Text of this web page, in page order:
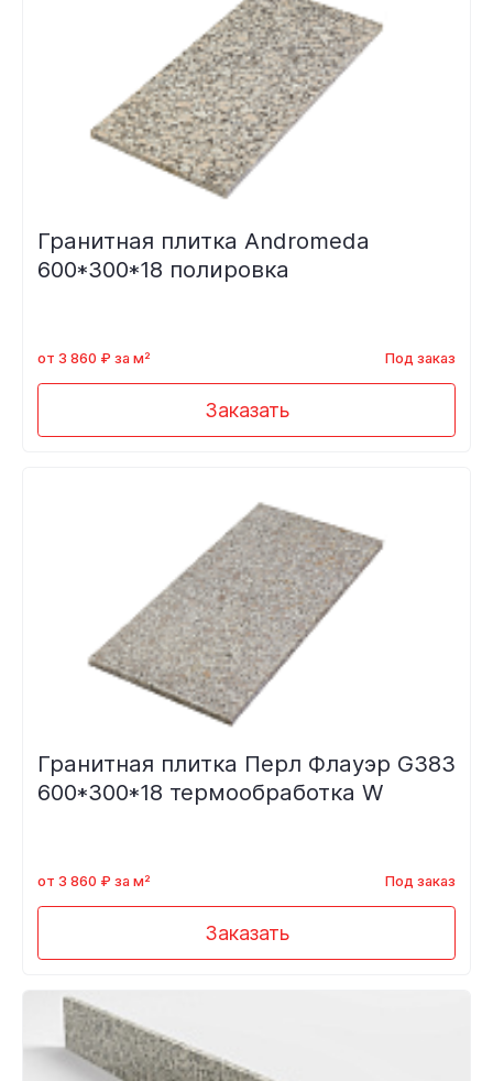
Гранитная плитка Andromeda
600*300*18 полировка
от 3 860 ₽ за м² Под заказ
Заказать
Гранитная плитка Перл Флауэр G383
600*300*18 термообработка W
от 3 860 ₽ за м² Под заказ
Заказать